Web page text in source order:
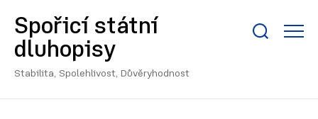
Spořicí státní
dluhopisy
Stabilita, Spolehlivost, Důvěryhodnost